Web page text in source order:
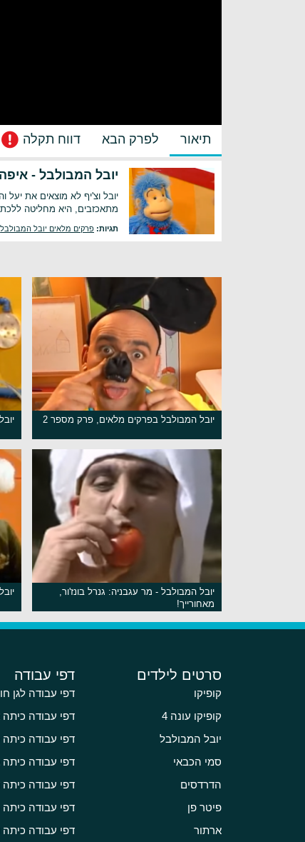
תיאור לפרק הבא דווח תקלה
יובל המבולבל -
יובל וצ'יף לא מוצאים את
מתאכזבים, היא מחליטה ללכת
תגיות: פרקים מלאים יובל המבולבל
יובל המבולבל בפרקים מלאים, פרק מספר 2
יובל המבולבל - מר עגבניה: גנרל בונז'ור,
מאחורייך!
סרטים לילדים
קופיקו
קופיקו עונה 4
יובל המבולבל
סמי הכבאי
הדרדסים
פיטר פן
ארתור
דפי עבודה
דפי עבודה לגן
דפי עבודה
דפי עבודה
דפי עבודה כיתה
דפי עבודה כיתה
דפי עבודה כיתה
דפי עבודה כיתה